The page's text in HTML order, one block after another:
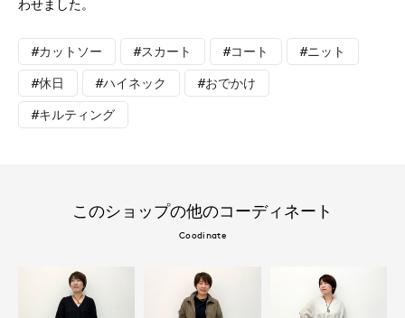
わせました。
#カットソー #スカート #コート #ニット
#休日 #ハイネック #おでかけ
#キルティング
このショップの他のコーディネート
Coodinate